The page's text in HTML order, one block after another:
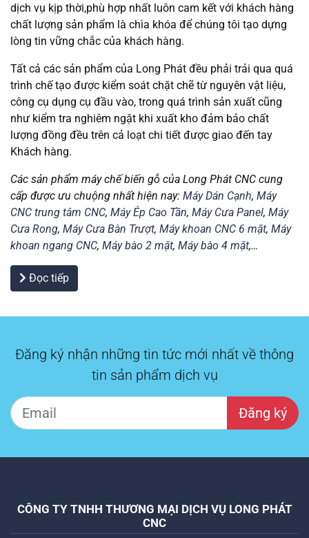
dịch vụ kịp thời,phù hợp nhất luôn cam kết với khách hàng
chất lượng sản phẩm là chìa khóa để chúng tôi tạo dựng
lòng tin vững chắc của khách hàng.
Tất cả các sản phẩm của Long Phát đều phải trải qua quá
trình chế tạo được kiểm soát chặt chẽ từ nguyên vật liệu,
công cụ dụng cụ đầu vào, trong quá trình sản xuất cũng
như kiểm tra nghiêm ngặt khi xuất kho đảm bảo chất
lượng đồng đều trên cả loạt chi tiết được giao đến tay
Khách hàng.
Các sản phẩm máy chế biến gỗ của Long Phát CNC cung
cấp được ưu chuộng nhất hiện nay: Máy Dán Cạnh, Máy
CNC trung tâm CNC, Máy Ép Cao Tần, Máy Cưa Panel, Máy
Cưa Rong, Máy Cưa Bàn Trượt, Máy khoan CNC 6 mặt, Máy
khoan ngang CNC, Máy bào 2 mặt, Máy bào 4 mặt,…
Đọc tiếp
Đăng ký nhận những tin tức mới nhất về thông
tin sản phẩm dịch vụ
Đăng ký
CÔNG TY TNHH THƯƠNG MẠI DỊCH VỤ LONG PHÁT
CNC